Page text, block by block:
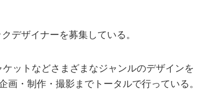
デザイナーを募集している。
ットなどさまざまなジャンルのデザインを
・制作・撮影までトータルで行っている。